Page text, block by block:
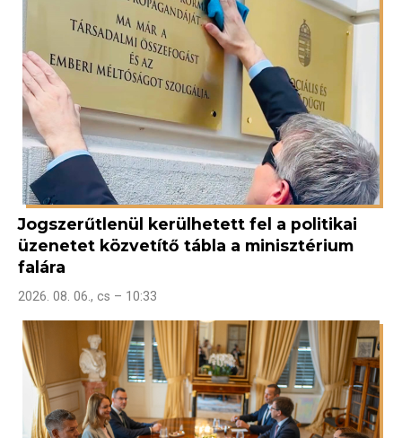
Jogszerűtlenül kerülhetett fel a politikai
üzenetet közvetítő tábla a minisztérium
falára
2026. 08. 06., cs – 10:33